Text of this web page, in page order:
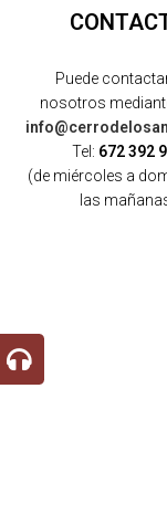
Puede
nosotros
Tel: 672 392
(de miércoles a
las